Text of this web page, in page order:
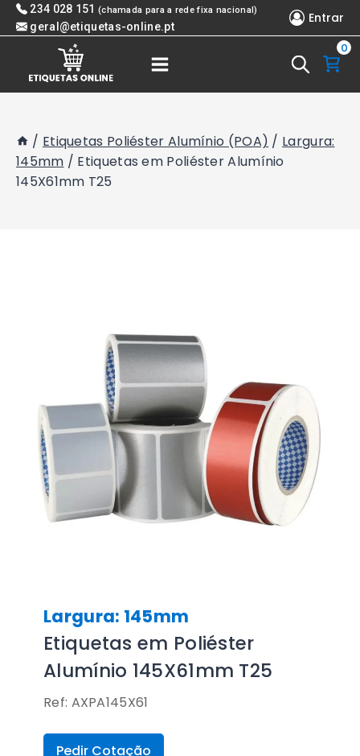
Skip 234 028 151 (chamada para a rede fixa nacional)
geral@etiquetas-online.pt
Entrar
0
/ Etiquetas Poliéster Alumínio (POA) / Largura:
145mm / Etiquetas em Poliéster Alumínio
145X61mm T25
Largura: 145mm
Etiquetas em Poliéster
Alumínio 145X61mm T25
Ref: AXPA145X61
Pedir Cotação